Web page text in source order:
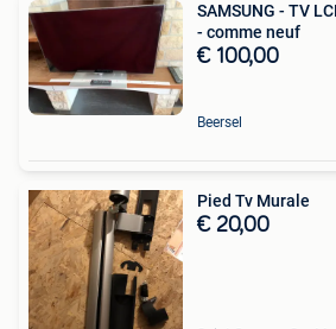
SAMSUNG - TV
- comme neuf
€ 100,00
Beersel
Pied Tv Murale
€ 20,00